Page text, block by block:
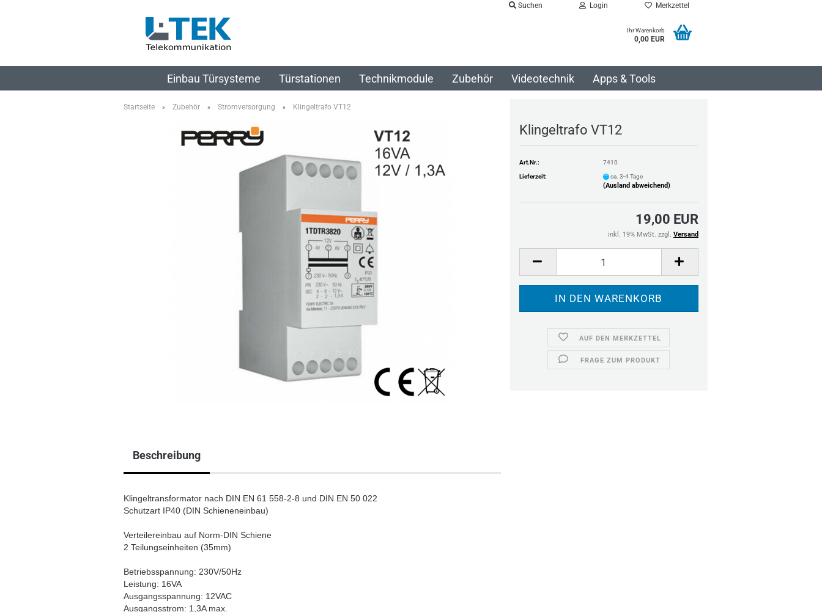
Suchen Login Merkzettel
Ihr Warenkorb
0,00 EUR
Einbau Türsysteme Türstationen Technikmodule Zubehör Videotechnik Apps & Tools
Startseite » Zubehör » Stromversorgung » Klingeltrafo VT12
Klingeltrafo VT12
Art.Nr.: 7410
Lieferzeit: ca. 3-4 Tage
(Ausland abweichend)
19,00 EUR
inkl. 19% MwSt. zzgl. Versand
AUF DEN MERKZETTEL
FRAGE ZUM PRODUKT
Beschreibung
Klingeltransformator nach DIN EN 61 558-2-8 und DIN EN 50 022
Schutzart IP40 (DIN Schieneneinbau)
Verteilereinbau auf Norm-DIN Schiene
2 Teilungseinheiten (35mm)
Betriebsspannung: 230V/50Hz
Leistung: 16VA
Ausgangsspannung: 12VAC
Ausgangsstrom: 1,3A max.